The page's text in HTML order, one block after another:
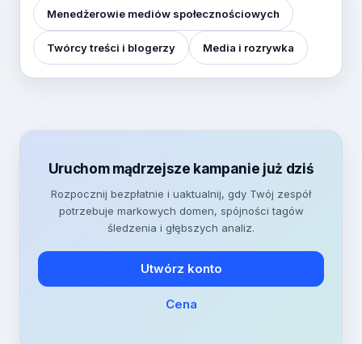
Menedżerowie mediów społecznościowych
Twórcy treści i blogerzy Media i rozrywka
Uruchom mądrzejsze kampanie już dziś
Rozpocznij bezpłatnie i uaktualnij, gdy Twój zespół
potrzebuje markowych domen, spójności tagów
śledzenia i głębszych analiz.
Utwórz konto
Cena